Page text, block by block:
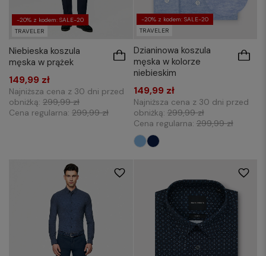
-20% z kodem: SALE-20
TRAVELER
Niebieska koszula
męska w prążek
149,99 zł
Najniższa cena z 30 dni przed
obniżką: 299,99 zł
Cena regularna: 299,99 zł
-20% z kodem: SALE-20
TRAVELER
Dzianinowa koszula
męska w kolorze
niebieskim
149,99 zł
Najniższa cena z 30 dni przed
obniżką:299,99 zł
Cena regularna:299,99 zł
S